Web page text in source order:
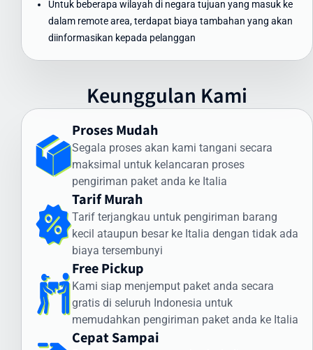
Pengiriman Express (udara): 3-5 hari kerja
Pengiriman Standard (udara): 5-7 hari kerja
Proses pemeriksaan bea cukai di Indonesia dan Italia
Kondisi cuaca dan faktor operasional
Ketersediaan transportasi di negara tujuan
Kejelasan dan kelengkapan alamat penerima
Intrasia.id memiliki sistem pelacakan canggih yang memungkinkan
Anda memantau status pengiriman secara real-time. Dengan
begitu, Anda selalu mendapatkan informasi terkini mengenai posisi
dan status paket Anda selama perjalanan ke Italia.
Cara Kirim Dokumen ke Italia dengan Aman
Pengiriman dokumen internasional membutuhkan penanganan
khusus. Intrasia.id menawarkan layanan khusus untuk cara kirim
dokumen ke Italia yang aman dan terjamin:
Jenis Dokumen yang Sering Dikirim ke Italia:
Untuk beberapa wilayah di negara tujuan yang masuk ke
dalam remote area, terdapat biaya tambahan yang akan
diinformasikan kepada pelanggan
Keunggulan Kami
Proses Mudah
Segala proses akan kami tangani secara
maksimal untuk kelancaran proses
pengiriman paket anda ke Italia
Tarif Murah
Tarif terjangkau untuk pengiriman barang
kecil ataupun besar ke Italia dengan tidak ada
biaya tersembunyi
Free Pickup
Kami siap menjemput paket anda secara
gratis di seluruh Indonesia untuk
memudahkan pengiriman paket anda ke Italia
Cepat Sampai